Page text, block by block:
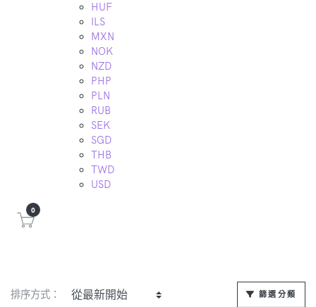
HUF
ILS
MXN
NOK
NZD
PHP
PLN
RUB
SEK
SGD
THB
TWD
USD
0
排序方式： 篩選分類